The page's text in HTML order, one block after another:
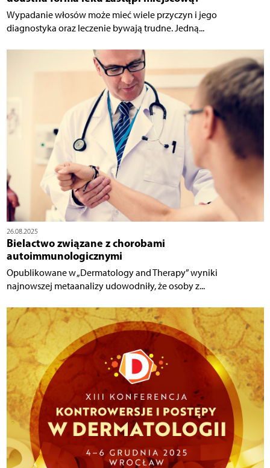
Wypadanie włosów może mieć wiele przyczyn i jego
diagnostyka oraz leczenie bywają trudne. Jedną...
26.08.2025
Bielactwo związane z chorobami
autoimmunologicznymi
Opublikowane w „Dermatology and Therapy” wyniki
najnowszej metaanalizy udowodniły, że osoby z...